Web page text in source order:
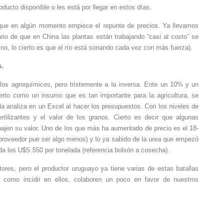
disponible o les está por llegar en estos días.
en algún momento empiece el repunte de precios. Ya llevamos
de que en China las plantas están trabajando “casi al costo” se
lo cierto es que el río está sonando cada vez con más fuerza).
agroquímicos, pero tristemente a la inversa. Ente un 10% y un
como un insumo que es tan importante para la agricultura, se
analiza en un Excel al hacer los presupuestos. Con los niveles de
y el valor de los granos. Cierto es decir que algunas
su valor. Uno de los que más ha aumentado de precio es el 18-
pue ser algo menos) y lo ya sabido de la urea que empezó
los U$S 550 por tonelada (referencia bolsón a cosecha).
pero el productor uruguayo ya tiene varias de estas batallas
incidir en ellos, colaboren un poco en favor de nuestros